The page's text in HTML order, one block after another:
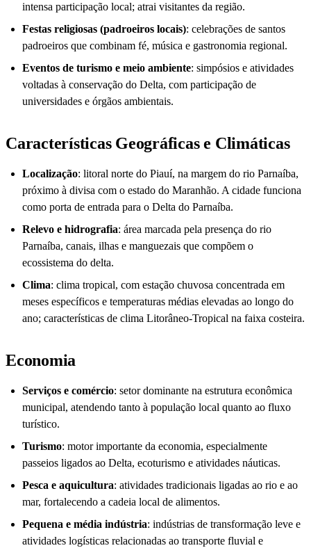
intensa participação local; atrai visitantes da região.
Festas religiosas (padroeiros locais): celebrações de santos
padroeiros que combinam fé, música e gastronomia regional.
Eventos de turismo e meio ambiente: simpósios e atividades
voltadas à conservação do Delta, com participação de
universidades e órgãos ambientais.
Características Geográficas e Climáticas
Localização: litoral norte do Piauí, na margem do rio Parnaíba,
próximo à divisa com o estado do Maranhão. A cidade funciona
como porta de entrada para o Delta do Parnaíba.
Relevo e hidrografia: área marcada pela presença do rio
Parnaíba, canais, ilhas e manguezais que compõem o
ecossistema do delta.
Clima: clima tropical, com estação chuvosa concentrada em
meses específicos e temperaturas médias elevadas ao longo do
ano; características de clima Litorâneo-Tropical na faixa costeira.
Economia
Serviços e comércio: setor dominante na estrutura econômica
municipal, atendendo tanto à população local quanto ao fluxo
turístico.
Turismo: motor importante da economia, especialmente
passeios ligados ao Delta, ecoturismo e atividades náuticas.
Pesca e aquicultura: atividades tradicionais ligadas ao rio e ao
mar, fortalecendo a cadeia local de alimentos.
Pequena e média indústria: indústrias de transformação leve e
atividades logísticas relacionadas ao transporte fluvial e